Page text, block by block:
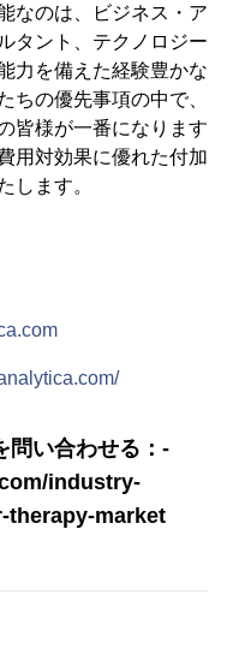
なのは、ビジネス・ア
タント、テクノロジー
力を備えた経験豊かな
ちの優先事項の中で、
皆様が一番になります
用対効果に優れた付加
します。
問い合わせる：-
industry-
therapy-market